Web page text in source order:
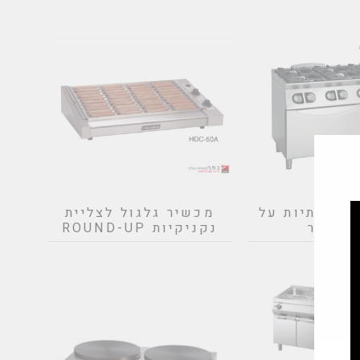
רצפתיות על
גבי תנור
מכשיר גלגול לצליית
נקניקיות ROUND-UP